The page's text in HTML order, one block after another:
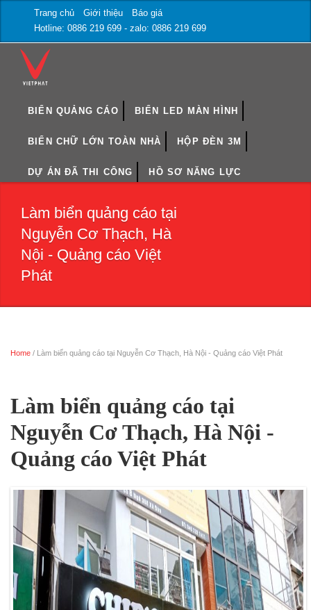
Trang chủ Giới thiệu
Báo giá
Hotline: 0886 219 699 - zalo: 0886 219 699
BIỂN QUẢNG CÁO BIỂN LED MÀN HÌNH
BIỂN CHỮ LỚN TOÀN NHÀ HỘP ĐÈN 3M
DỰ ÁN ĐÃ THI CÔNG HỒ SƠ NĂNG LỰC
Làm biển quảng cáo tại
Nguyễn Cơ Thạch, Hà
Nội - Quảng cáo Việt
Phát
Home / Làm biển quảng cáo tại Nguyễn Cơ Thạch, Hà Nội - Quảng cáo Việt Phát
Làm biển quảng cáo tại
Nguyễn Cơ Thạch, Hà Nội -
Quảng cáo Việt Phát